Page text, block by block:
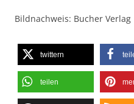
Bildnachweis: Bucher Verlag
twittern
teilen